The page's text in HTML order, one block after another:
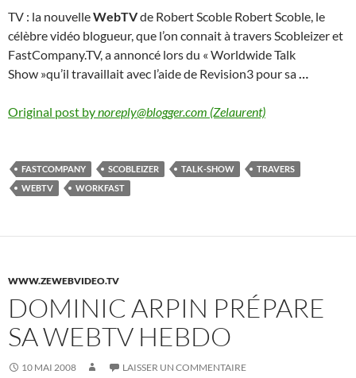
TV : la nouvelleWebTVde Robert Scoble Robert Scoble, le
célèbre vidéo blogueur, que l’on connait à travers Scobleizer et
FastCompany.TV, a annoncé lors du « Worldwide Talk
Show »qu’il travaillait avec l’aide de Revision3 pour sa…
Original post bynoreply@blogger.com (Zelaurent)
FASTCOMPANY SCOBLEIZER TALK-SHOW
TRAVERS
WEBTV
WORKFAST
WWW.ZEWEBVIDEO.TV
DOMINIC ARPIN PRÉPARE
SA WEBTV HEBDO
10 MAI 2008 LAISSER UN COMMENTAIRE